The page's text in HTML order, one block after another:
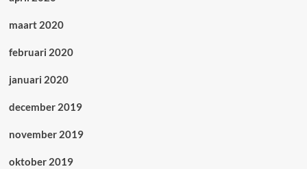
maart 2020
februari 2020
januari 2020
december 2019
november 2019
oktober 2019